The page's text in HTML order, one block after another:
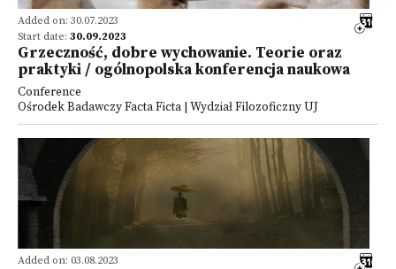
Added on: 30.07.2023
Start date: 30.09.2023
Grzeczność, dobre wychowanie. Teorie oraz
praktyki / ogólnopolska konferencja naukowa
Conference
Ośrodek Badawczy Facta Ficta | Wydział Filozoficzny UJ
Added on: 03.08.2023